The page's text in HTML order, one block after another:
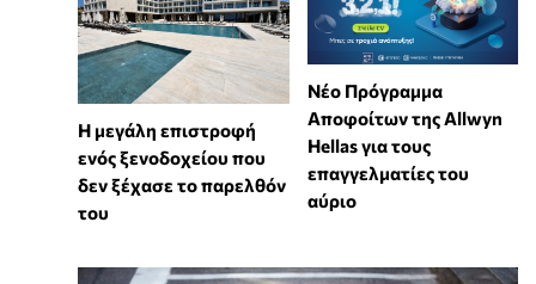
Η μεγάλη επιστροφή
ενός ξενοδοχείου που
δεν ξέχασε το παρελθόν
του
Νέο Πρόγραμμα
Αποφοίτων της Allwyn
Hellas για τους
επαγγελματίες του
αύριο